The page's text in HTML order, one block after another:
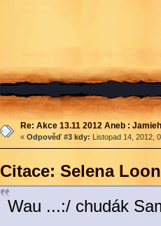
Re: Akce 13.11 2012 Aneb :
« Odpověď #3 kdy: Listopad 14, 2012,
Citace: Selena
Wau ...:/ chudák